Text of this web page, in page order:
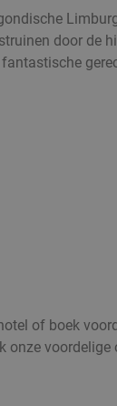
door de
of boek